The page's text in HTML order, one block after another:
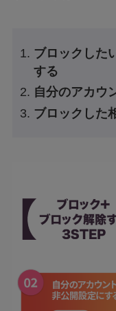
ブロックした
する
自分のアカウ
ブロックした